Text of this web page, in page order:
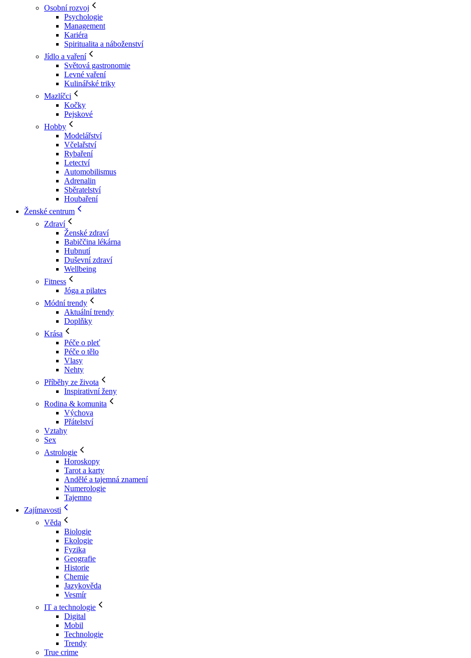
Osobní rozvoj
Psychologie
Management
Kariéra
Spiritualita a náboženství
Jídlo a vaření
Světová gastronomie
Levné vaření
Kulinářské triky
Mazlíčci
Kočky
Pejskové
Hobby
Modelářství
Včelařství
Rybaření
Letectví
Automobilismus
Adrenalin
Sběratelství
Houbaření
Ženské centrum
Zdraví
Ženské zdraví
Babiččina lékárna
Hubnutí
Duševní zdraví
Wellbeing
Fitness
Jóga a pilates
Módní trendy
Aktuální trendy
Doplňky
Krása
Péče o pleť
Péče o tělo
Vlasy
Nehty
Příběhy ze života
Inspirativní ženy
Rodina & komunita
Výchova
Přátelství
Vztahy
Sex
Astrologie
Horoskopy
Tarot a karty
Andělé a tajemná znamení
Numerologie
Tajemno
Zajímavosti
Věda
Biologie
Ekologie
Fyzika
Geografie
Historie
Chemie
Jazykověda
Vesmír
IT a technologie
Digital
Mobil
Technologie
Trendy
True crime